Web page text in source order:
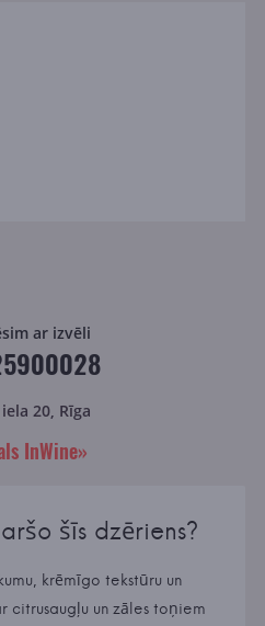
ar izvēli
20, Rīga
InWine»
šīs dzēriens?
krēmīgo tekstūru un
citrusaugļu un zāles toņiem